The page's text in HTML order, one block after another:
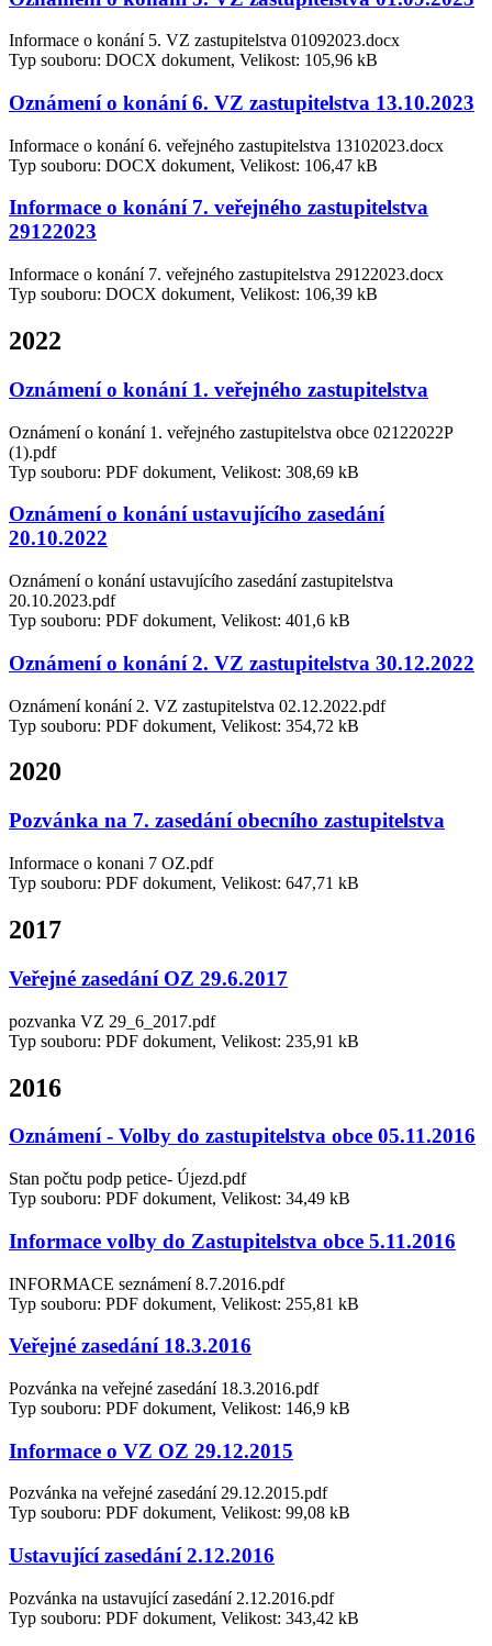
Informace o konání 5. VZ zastupitelstva 01092023.docx
Typ souboru: DOCX dokument, Velikost: 105,96 kB
Oznámení o konání 6. VZ zastupitelstva 13.10.2023
Informace o konání 6. veřejného zastupitelstva 13102023.docx
Typ souboru: DOCX dokument, Velikost: 106,47 kB
Informace o konání 7. veřejného zastupitelstva
29122023
Informace o konání 7. veřejného zastupitelstva 29122023.docx
Typ souboru: DOCX dokument, Velikost: 106,39 kB
2022
Oznámení o konání 1. veřejného zastupitelstva
Oznámení o konání 1. veřejného zastupitelstva obce 02122022P
(1).pdf
Typ souboru: PDF dokument, Velikost: 308,69 kB
Oznámení o konání ustavujícího zasedání
20.10.2022
Oznámení o konání ustavujícího zasedání zastupitelstva
20.10.2023.pdf
Typ souboru: PDF dokument, Velikost: 401,6 kB
Oznámení o konání 2. VZ zastupitelstva 30.12.2022
Oznámení konání 2. VZ zastupitelstva 02.12.2022.pdf
Typ souboru: PDF dokument, Velikost: 354,72 kB
2020
Pozvánka na 7. zasedání obecního zastupitelstva
Informace o konani 7 OZ.pdf
Typ souboru: PDF dokument, Velikost: 647,71 kB
2017
Veřejné zasedání OZ 29.6.2017
pozvanka VZ 29_6_2017.pdf
Typ souboru: PDF dokument, Velikost: 235,91 kB
2016
Oznámení - Volby do zastupitelstva obce 05.11.2016
Stan počtu podp petice- Újezd.pdf
Typ souboru: PDF dokument, Velikost: 34,49 kB
Informace volby do Zastupitelstva obce 5.11.2016
INFORMACE seznámení 8.7.2016.pdf
Typ souboru: PDF dokument, Velikost: 255,81 kB
Veřejné zasedání 18.3.2016
Pozvánka na veřejné zasedání 18.3.2016.pdf
Typ souboru: PDF dokument, Velikost: 146,9 kB
Informace o VZ OZ 29.12.2015
Pozvánka na veřejné zasedání 29.12.2015.pdf
Typ souboru: PDF dokument, Velikost: 99,08 kB
Ustavující zasedání 2.12.2016
Pozvánka na ustavující zasedání 2.12.2016.pdf
Typ souboru: PDF dokument, Velikost: 343,42 kB